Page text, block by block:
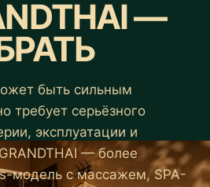
—
быть сильным
требует серьёзного
эксплуатации и
— более
модель с массажем, SPA-